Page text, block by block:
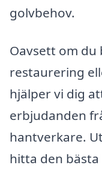
golvbehov.
Oavsett om
restaurering
hjälper vi dig
erbjudanden
hantverkare.
hitta den